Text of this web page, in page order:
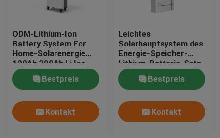
ODM-Lithium-Ion
Battery System For
Home-Solarenergie
100Ah 200Ah Li Ion
UL1642
Bestpreis
Kontakt
Leichtes
Solarhauptsystem des
Energie-Speicher-
Lithium-Batterie-Satz-
48 des Volt-Lifepo4
Bestpreis
Kontakt